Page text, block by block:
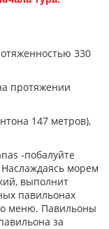
330
протяжении
147 метров),
-побалуйте
морем
выполнит
павильонах
меню. Павильоны
за